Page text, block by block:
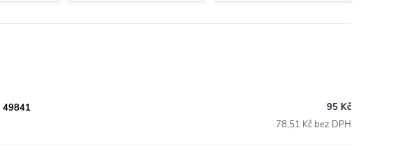
49841
95 Kč
78,51 Kč bez DPH